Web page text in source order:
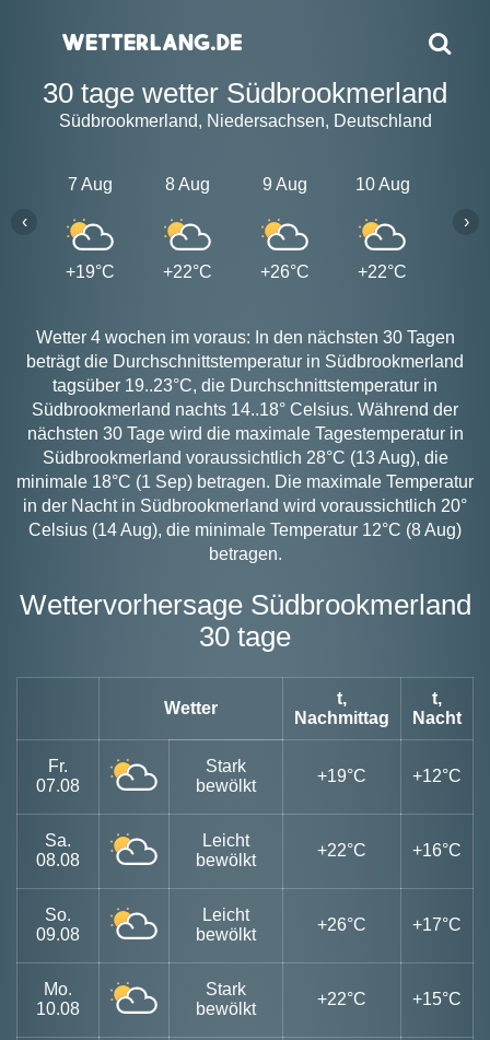
30 tage wetter Südbrookmerland
Südbrookmerland, Niedersachsen, Deutschland
7 Aug
+19°C
8 Aug
+22°C
9 Aug
+26°C
10 Aug
+22°C
‹ ›
Wetter 4 wochen im voraus: In den nächsten 30 Tagen
beträgt die Durchschnittstemperatur in Südbrookmerland
tagsüber 19..23°C, die Durchschnittstemperatur in
Südbrookmerland nachts 14..18° Celsius. Während der
nächsten 30 Tage wird die maximale Tagestemperatur in
Südbrookmerland voraussichtlich 28°C (13 Aug), die
minimale 18°C (1 Sep) betragen. Die maximale Temperatur
in der Nacht in Südbrookmerland wird voraussichtlich 20°
Celsius (14 Aug), die minimale Temperatur 12°C (8 Aug)
betragen.
Wettervorhersage Südbrookmerland
30 tage
Wetter
t,
Nachmittag
t,
Nacht
Fr.
07.08
Stark
bewölkt
+19°C +12°C
Sa.
08.08
Leicht
bewölkt
+22°C +16°C
So.
09.08
Leicht
bewölkt
+26°C +17°C
Mo.
10.08
Stark
bewölkt
+22°C +15°C